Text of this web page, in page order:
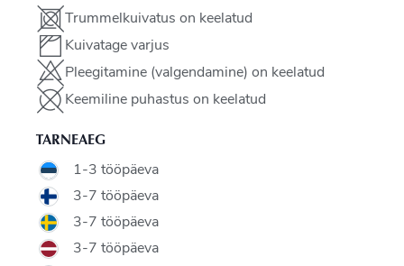
Trummelkuivatus on keelatud
Kuivatage varjus
Pleegitamine (valgendamine) on keelatud
Keemiline puhastus on keelatud
TARNEAEG
1-3 tööpäeva
3-7 tööpäeva
3-7 tööpäeva
3-7 tööpäeva